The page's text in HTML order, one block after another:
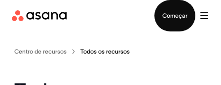
Começar
Centro de recursos Todos os recursos